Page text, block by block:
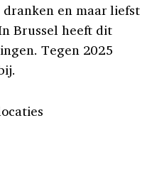
en maar liefst
Brussel heeft dit
Tegen 2025